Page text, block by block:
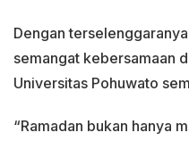
Dengan
semangat kebersamaan
Universitas Pohuwato
“Ramadan bukan hanya